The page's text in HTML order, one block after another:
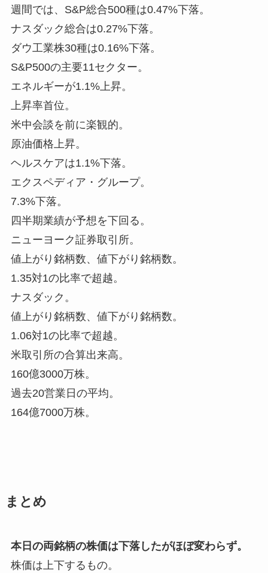
週間では、S&P総合500種は0.47%下落。
ナスダック総合は0.27%下落。
ダウ工業株30種は0.16%下落。
S&P500の主要11セクター。
エネルギーが1.1%上昇。
上昇率首位。
米中会談を前に楽観的。
原油価格上昇。
ヘルスケアは1.1%下落。
エクスペディア・グループ。
7.3%下落。
四半期業績が予想を下回る。
ニューヨーク証券取引所。
値上がり銘柄数、値下がり銘柄数。
1.35対1の比率で超越。
ナスダック。
値上がり銘柄数、値下がり銘柄数。
1.06対1の比率で超越。
米取引所の合算出来高。
160億3000万株。
過去20営業日の平均。
164億7000万株。
まとめ
本日の両銘柄の株価は下落したがほぼ変わらず。
株価は上下するもの。